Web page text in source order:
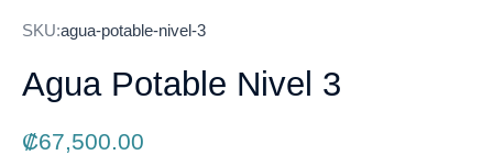
SKU:agua-potable-nivel-3
Agua Potable Nivel 3
₡67,500.00